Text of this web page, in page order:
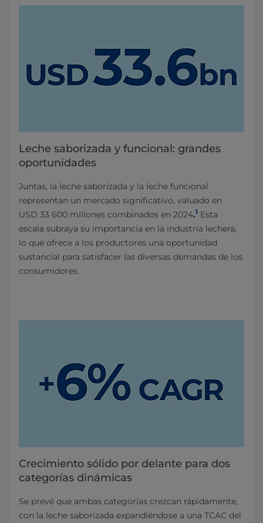
Leche saborizada y funcional: grandes
oportunidades
Juntas, la leche saborizada y la leche funcional
representan un mercado significativo, valuado en
USD 33 600 millones combinados en 2024.1 Esta
escala subraya su importancia en la industria lechera,
lo que ofrece a los productores una oportunidad
sustancial para satisfacer las diversas demandas de los
consumidores.
Crecimiento sólido por delante para dos
categorías dinámicas
Se prevé que ambas categorías crezcan rápidamente,
con la leche saborizada expandiéndose a una TCAC del